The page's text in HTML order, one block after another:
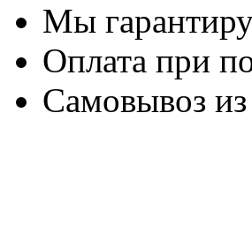
Мы
Оплата при
Самовывоз из